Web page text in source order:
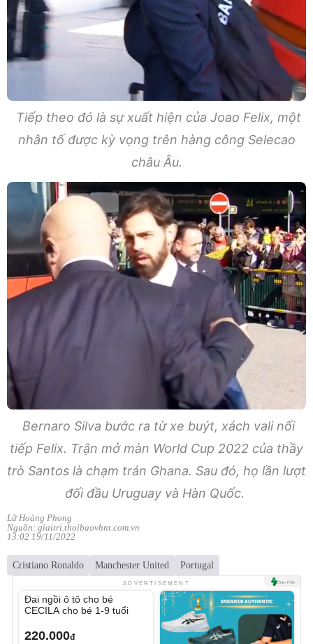
Tiếp theo đó là sự xuất hiện của Joao Felix, một
nhân tố được kỳ vọng trên hàng công Selecao
châu Âu.
Bernaro Silva bước ra từ xe buýt, xách vali nối
tiếp Felix. Trận mở màn World Cup 2022 của thầy
trò Santos là chạm trán Ghana. Sau đó, họ lần lượt
đối đầu Uruguay và Hàn Quốc.
Lữ Hoàng Phong
Nguồn: giaitri.thoibaovhnt.com.vn
13:02 19/11/2022
Cristiano Ronaldo Manchester United Portugal
ADVERTISEMENT
Đai ngồi ô tô cho bé
CECILA cho bé 1-9 tuổi
220.000đ